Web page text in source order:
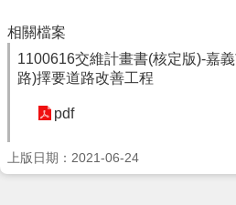
消
大
服
務
相關檔案
1100616交維計畫書(核定版)-嘉
路)擇要道路改善工程
pdf
上版日期：2021-06-24